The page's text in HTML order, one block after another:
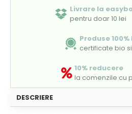
Livrare la
pentru doar 10 lei
Produse
certificate bio
10% reducere
la comenzile cu
DESCRIERE